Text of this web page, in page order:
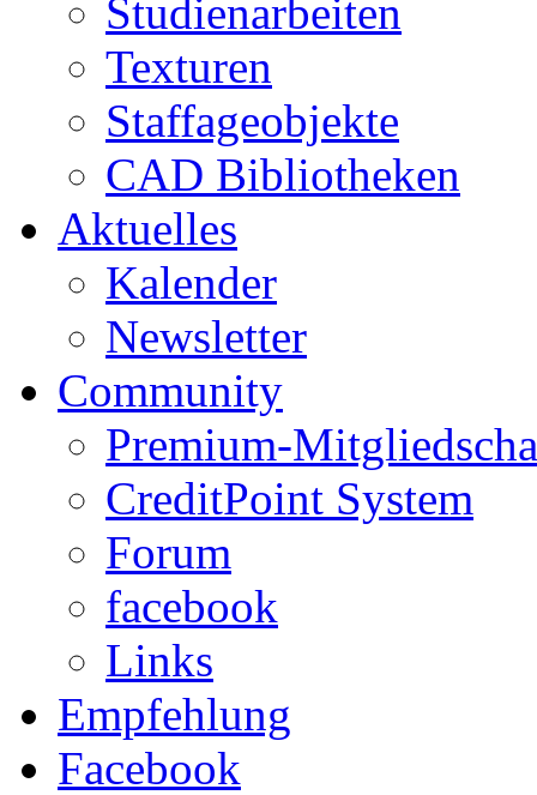
Studienarbeiten
Texturen
Staffageobjekte
CAD Bibliotheken
Aktuelles
Kalender
Newsletter
Community
Premium-
CreditPoint System
Forum
facebook
Links
Empfehlung
Facebook